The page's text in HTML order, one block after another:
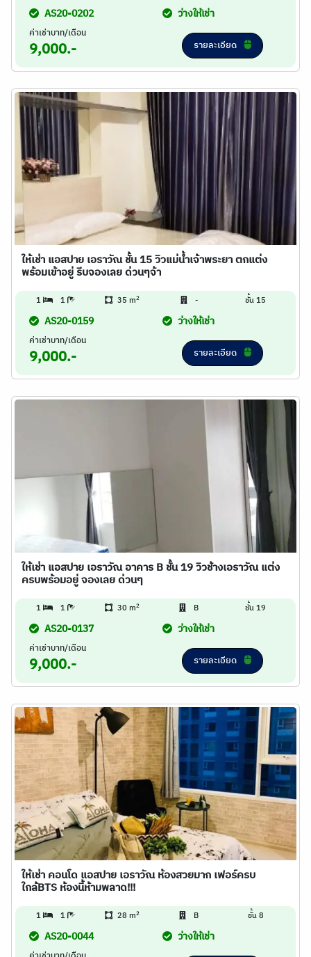
AS20-0202 ว่างให้เช่า
ค่าเช่าบาท/เดือน
9,000.- รายละเอียด
ให้เช่า แอสปาย เอราวัณ ชั้น 15 วิวแม่น้ำเจ้าพระยา ตกแต่ง
พร้อมเข้าอยู่ รีบจองเลย ด่วนๆจ้า
1 1 35 m2 - ชั้น 15
AS20-0159 ว่างให้เช่า
ค่าเช่าบาท/เดือน
9,000.- รายละเอียด
ให้เช่า แอสปาย เอราวัณ อาคาร B ชั้น 19 วิวช้างเอราวัณ แต่ง
ครบพร้อมอยู่ จองเลย ด่วนๆ
1 1 30 m2 B ชั้น 19
AS20-0137 ว่างให้เช่า
ค่าเช่าบาท/เดือน
9,000.- รายละเอียด
ให้เช่า คอนโด แอสปาย เอราวัณ ห้องสวยมาก เฟอร์ครบ
ใกล้BTS ห้องนี้ห้ามพลาด!!!
1 1 28 m2 B ชั้น 8
AS20-0044 ว่างให้เช่า